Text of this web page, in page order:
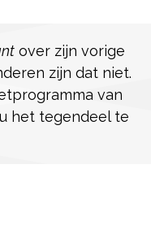
over zijn vorige
zijn dat niet.
van
het tegendeel te